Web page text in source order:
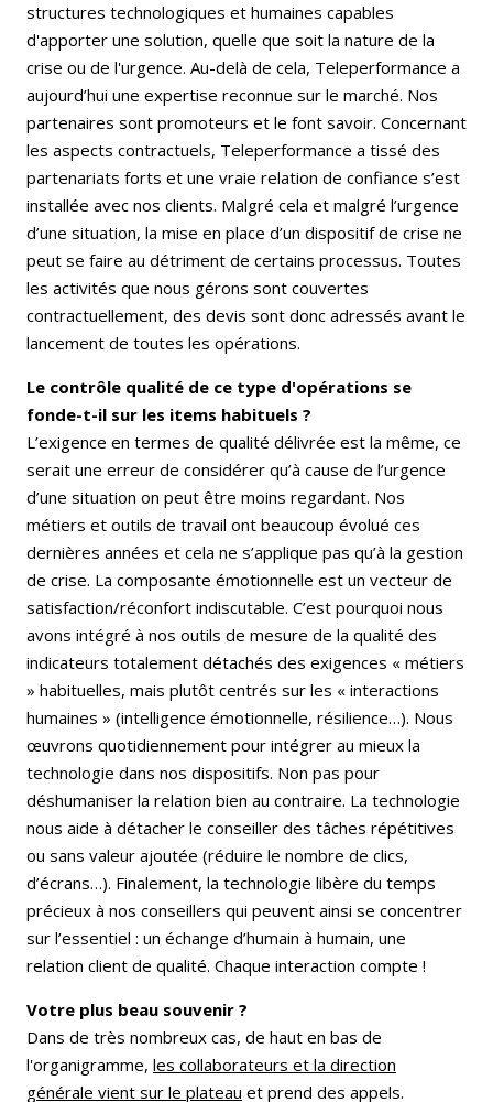
structures technologiques et humaines capables
d'apporter une solution, quelle que soit la nature de la
crise ou de l'urgence. Au-delà de cela, Teleperformance a
aujourd’hui une expertise reconnue sur le marché. Nos
partenaires sont promoteurs et le font savoir. Concernant
les aspects contractuels, Teleperformance a tissé des
partenariats forts et une vraie relation de confiance s’est
installée avec nos clients. Malgré cela et malgré l’urgence
d’une situation, la mise en place d’un dispositif de crise ne
peut se faire au détriment de certains processus. Toutes
les activités que nous gérons sont couvertes
contractuellement, des devis sont donc adressés avant le
lancement de toutes les opérations.
Le contrôle qualité de ce type d'opérations se
fonde-t-il sur les items habituels ?
L’exigence en termes de qualité délivrée est la même, ce
serait une erreur de considérer qu’à cause de l’urgence
d’une situation on peut être moins regardant. Nos
métiers et outils de travail ont beaucoup évolué ces
dernières années et cela ne s’applique pas qu’à la gestion
de crise. La composante émotionnelle est un vecteur de
satisfaction/réconfort indiscutable. C’est pourquoi nous
avons intégré à nos outils de mesure de la qualité des
indicateurs totalement détachés des exigences « métiers
» habituelles, mais plutôt centrés sur les « interactions
humaines » (intelligence émotionnelle, résilience…). Nous
œuvrons quotidiennement pour intégrer au mieux la
technologie dans nos dispositifs. Non pas pour
déshumaniser la relation bien au contraire. La technologie
nous aide à détacher le conseiller des tâches répétitives
ou sans valeur ajoutée (réduire le nombre de clics,
d’écrans…). Finalement, la technologie libère du temps
précieux à nos conseillers qui peuvent ainsi se concentrer
sur l’essentiel : un échange d’humain à humain, une
relation client de qualité. Chaque interaction compte !
Votre plus beau souvenir ?
Dans de très nombreux cas, de haut en bas de
l'organigramme, les collaborateurs et la direction
générale vient sur le plateau et prend des appels.